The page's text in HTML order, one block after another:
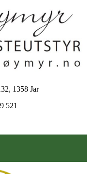
1358 Jar
521